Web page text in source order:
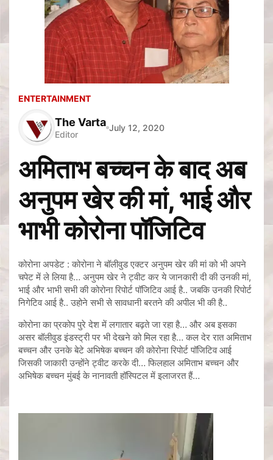
ENTERTAINMENT
The Varta
Editor
July 12, 2020
अमिताभ बच्चन के बाद अब
अनुपम खेर की मां, भाई और
भाभी कोरोना पॉजिटिव
कोरोना अपडेट : कोरोना ने बॉलीवुड एक्टर अनुपम खेर की मां को भी अपने
चपेट में ले लिया है… अनुपम खेर ने ट्वीट कर ये जानकारी दी की उनकी मां,
भाई और भाभी सभी की कोरोना रिपोर्ट पॉजिटिव आई है.. जबकि उनकी रिपोर्ट
निगेटिव आई है.. उहोने सभी से सावधानी बरतने की अपील भी की है..
कोरोना का प्रकोप पुरे देश में लगातार बढ़ते जा रहा है… और अब इसका
असर बॉलीवुड इंडस्ट्री पर भी देखने को मिल रहा है… कल देर रात अमिताभ
बच्चन और उनके बेटे अभिषेक बच्चन की कोरोना रिपोर्ट पॉजिटिव आई
जिसकी जाकारी उन्होंने ट्वीट करके दी… फिलहाल अमिताभ बच्चन और
अभिषेक बच्चन मुंबई के नानावती हॉस्पिटल में इलाजरत हैं…